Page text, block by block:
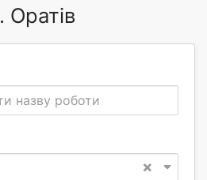
Оратів
назву роботи
×